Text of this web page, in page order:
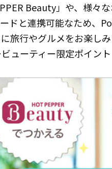
Beauty」や、様々
ドと連携可能なため、
旅行やグルメをお楽しみ
ューティー限定ポイント